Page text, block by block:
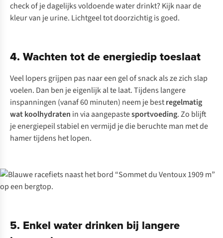
check of je dagelijks voldoende water drinkt? Kijk naar de
kleur van je urine. Lichtgeel tot doorzichtig is goed.
4. Wachten tot de energiedip toeslaat
Veel lopers grijpen pas naar een gel of snack als ze zich slap
voelen. Dan ben je eigenlijk al te laat. Tijdens langere
inspanningen (vanaf 60 minuten) neem je bestregelmatig
wat koolhydraten in via aangepastesportvoeding. Zo blijft
je energiepeil stabiel en vermijd je die beruchte man met de
hamer tijdens het lopen.
5. Enkel water drinken bij langere